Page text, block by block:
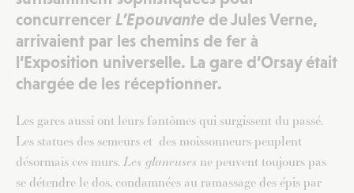
concurrencer L’Epouvante de Jules Verne,
arrivaient par les chemins de fer à
l’Exposition universelle. La gare d’Orsay était
chargée de les réceptionner.
Les gares aussi ont leurs fantômes qui surgissent du passé.
Les statues des semeurs et des moissonneurs peuplent
désormais ces murs. Les glaneuses ne peuvent toujours pas
se détendre le dos, condamnées au ramassage des épis par